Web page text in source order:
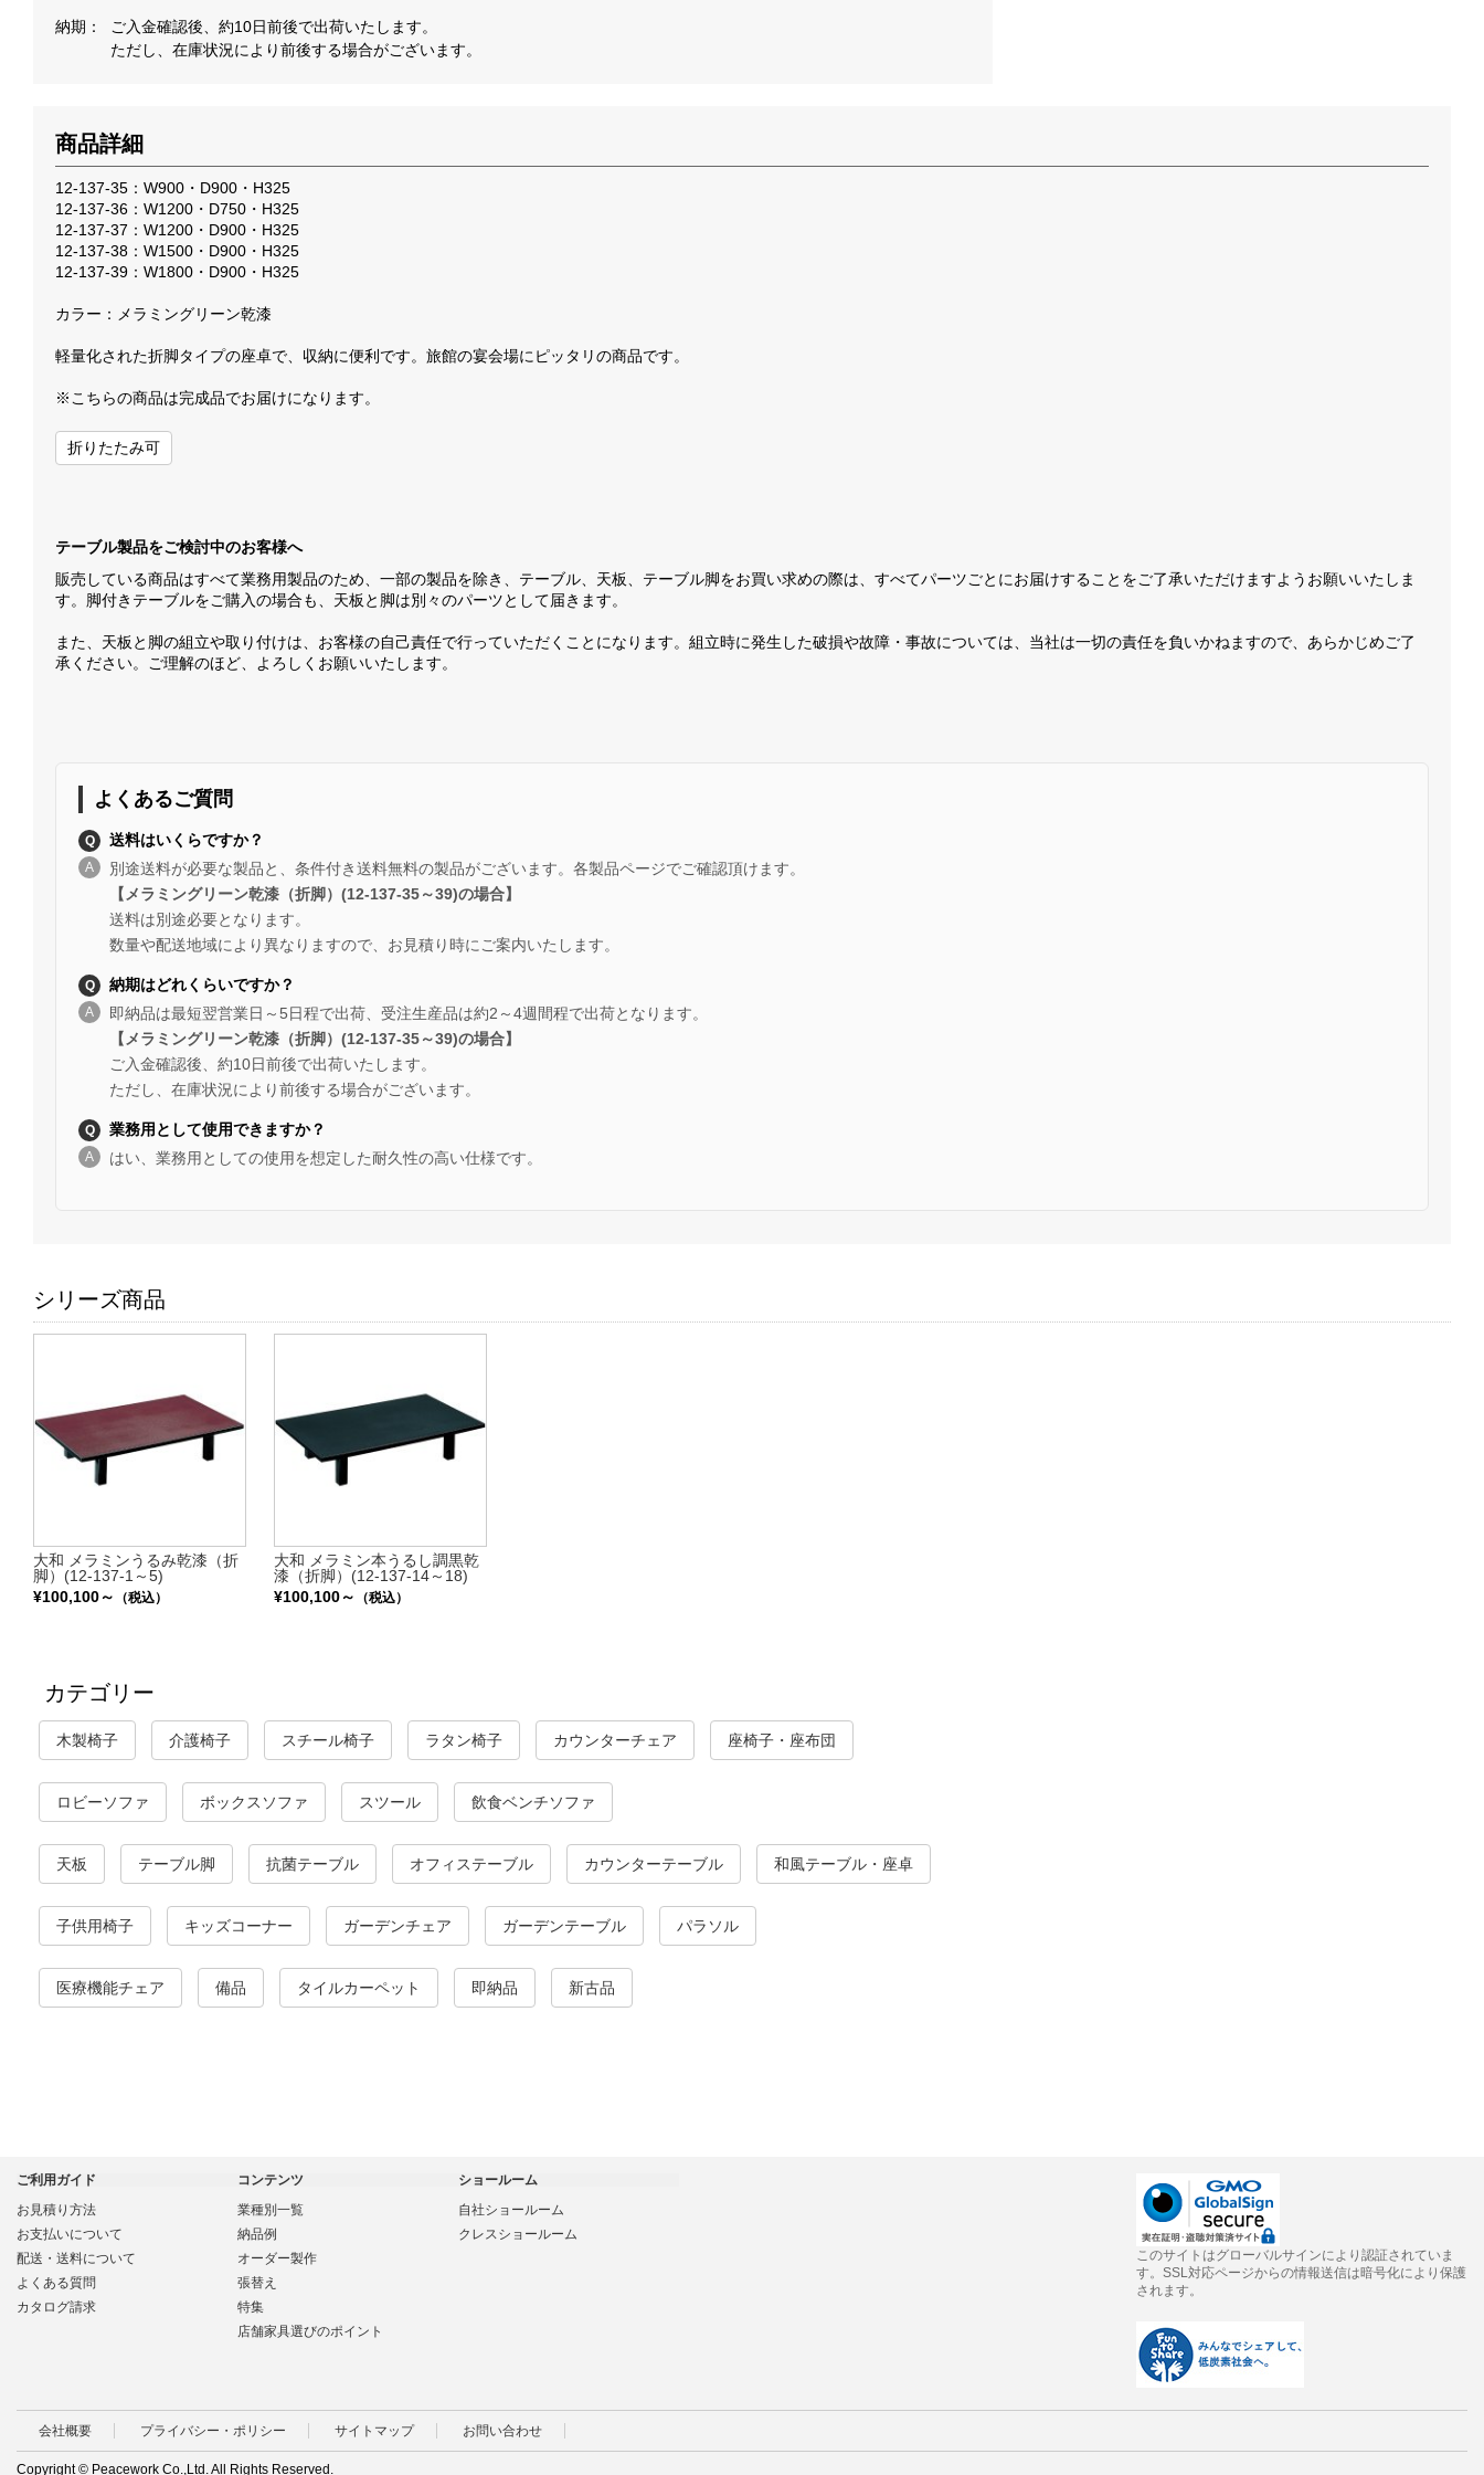
納期
ご入金確認後、約10日前後で出荷いたします。
ただし、在庫状況により前後する場合がございます。
商品詳細
12-137-35：W900・D900・H325
12-137-36：W1200・D750・H325
12-137-37：W1200・D900・H325
12-137-38：W1500・D900・H325
12-137-39：W1800・D900・H325
カラー：メラミングリーン乾漆
軽量化された折脚タイプの座卓で、収納に便利です。旅館の宴会場にピッタリの商品です。
※こちらの商品は完成品でお届けになります。
折りたたみ可
テーブル製品をご検討中のお客様へ
販売している商品はすべて業務用製品のため、一部の製品を除き、テーブル、天板、テーブル脚をお買い求めの際は、すべてパーツごとにお届けすることをご了承いただけますようお願いいたしま
す。脚付きテーブルをご購入の場合も、天板と脚は別々のパーツとして届きます。
また、天板と脚の組立や取り付けは、お客様の自己責任で行っていただくことになります。組立時に発生した破損や故障・事故については、当社は一切の責任を負いかねますので、あらかじめご了
承ください。ご理解のほど、よろしくお願いいたします。
よくあるご質問
送料はいくらですか？
別途送料が必要な製品と、条件付き送料無料の製品がございます。各製品ページでご確認頂けます。
【メラミングリーン乾漆（折脚）(12-137-35～39)の場合】
送料は別途必要となります。
数量や配送地域により異なりますので、お見積り時にご案内いたします。
納期はどれくらいですか？
即納品は最短翌営業日～5日程で出荷、受注生産品は約2～4週間程で出荷となります。
【メラミングリーン乾漆（折脚）(12-137-35～39)の場合】
ご入金確認後、約10日前後で出荷いたします。
ただし、在庫状況により前後する場合がございます。
業務用として使用できますか？
はい、業務用としての使用を想定した耐久性の高い仕様です。
シリーズ商品
大和 メラミンうるみ乾漆（折
脚）(12-137-1～5)
¥100,100～
（税込）
大和 メラミン本うるし調黒乾
漆（折脚）(12-137-14～18)
¥100,100～
（税込）
カテゴリー
木製椅子 介護椅子 スチール椅子 ラタン椅子 カウンターチェア 座椅子・座布団
ロビーソファ ボックスソファ スツール 飲食ベンチソファ
天板 テーブル脚 抗菌テーブル オフィステーブル カウンターテーブル 和風テーブル・座卓
子供用椅子 キッズコーナー ガーデンチェア ガーデンテーブル パラソル
医療機能チェア 備品 タイルカーペット 即納品 新古品
ご利用ガイド
お見積り方法
お支払いについて
配送・送料について
よくある質問
カタログ請求
コンテンツ
業種別一覧
納品例
オーダー製作
張替え
特集
店舗家具選びのポイント
ショールーム
自社ショールーム
クレスショールーム
このサイトはグローバルサインにより認証されていま
す。SSL対応ページからの情報送信は暗号化により保護
されます。
会社概要 プライバシー・ポリシー サイトマップ お問い合わせ
Copyright © Peacework Co.,Ltd. All Rights Reserved.